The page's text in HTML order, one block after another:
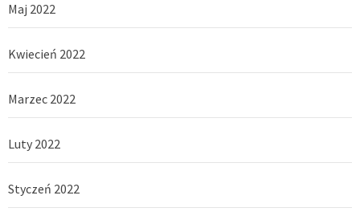
Maj 2022
Kwiecień 2022
Marzec 2022
Luty 2022
Styczeń 2022